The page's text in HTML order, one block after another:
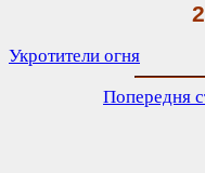
Укротители огня
Попередня